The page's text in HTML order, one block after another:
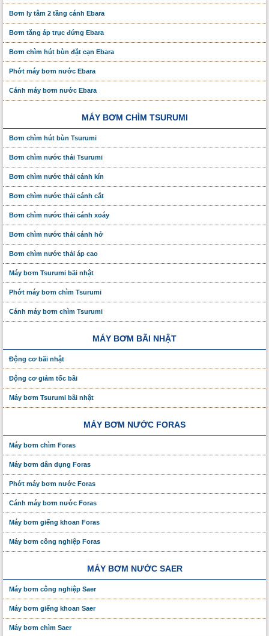
Bơm ly tâm 2 tầng cánh Ebara
Bơm tăng áp trục đứng Ebara
Bơm chìm hút bùn đặt cạn Ebara
Phớt máy bơm nước Ebara
Cánh máy bơm nước Ebara
MÁY BƠM CHÌM TSURUMI
Bơm chìm hút bùn Tsurumi
Bơm chìm nước thải Tsurumi
Bơm chìm nước thải cánh kín
Bơm chìm nước thải cánh cắt
Bơm chìm nước thải cánh xoáy
Bơm chìm nước thải cánh hở
Bơm chìm nước thải áp cao
Máy bơm Tsurumi bãi nhật
Phớt máy bơm chìm Tsurumi
Cánh máy bơm chìm Tsurumi
MÁY BƠM BÃI NHẬT
Động cơ bãi nhật
Động cơ giảm tốc bãi
Máy bơm Tsurumi bãi nhật
MÁY BƠM NƯỚC FORAS
Máy bơm chìm Foras
Máy bơm dân dụng Foras
Phớt máy bơm nước Foras
Cánh máy bơm nước Foras
Máy bơm giếng khoan Foras
Máy bơm công nghiệp Foras
MÁY BƠM NƯỚC SAER
Máy bơm công nghiệp Saer
Máy bơm giếng khoan Saer
Máy bơm chìm Saer